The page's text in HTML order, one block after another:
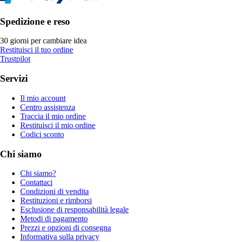
Spedizione e reso
30 giorni per cambiare idea
Restituisci il tuo ordine
Trustpilot
Servizi
Il mio account
Centro assistenza
Traccia il mio ordine
Restituisci il mio ordine
Codici sconto
Chi siamo
Chi siamo?
Contattaci
Condizioni di vendita
Restituzioni e rimborsi
Esclusione di responsabilità legale
Metodi di pagamento
Prezzi e opzioni di consegna
Informativa sulla privacy